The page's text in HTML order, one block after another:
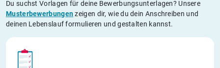
Du suchst Vorlagen für deine Bewerbungsunterlagen? Unsere
Musterbewerbungenzeigen dir, wie du dein Anschreiben und
deinen Lebenslauf formulieren und gestalten kannst.